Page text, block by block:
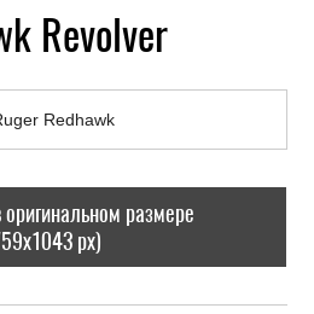
Revolver
оригинальном размере
px)